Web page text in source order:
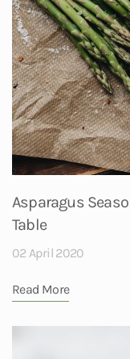
Asparagus
Table
02 April 2020
Read More